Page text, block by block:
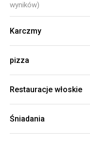
wyników)
Karczmy
pizza
Restauracje włoskie
Śniadania